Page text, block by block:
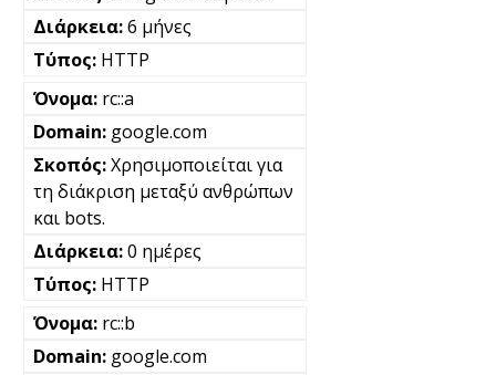
6 μήνες
HTTP
rc::a
google.com
Χρησιμοποιείται για
τη διάκριση μεταξύ ανθρώπων
και bots.
0 ημέρες
HTTP
rc::b
google.com